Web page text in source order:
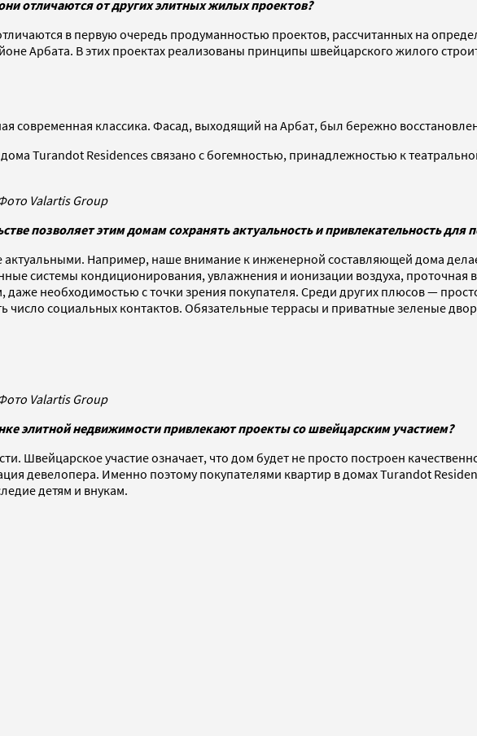
отличаются от других элитных жилых проектов?
в первую очередь продуманностью проектов, рассчитанных на
Арбата. В этих проектах реализованы принципы швейцарского жилого
современная классика. Фасад, выходящий на Арбат, был бережно
Turandot Residences связано с богемностью, принадлежностью к
Valartis Group
позволяет этим домам сохранять актуальность и привлекательность для
актуальными. Например, наше внимание к инженерной составляющей дома
системы кондиционирования, увлажнения и ионизации воздуха,
даже необходимостью с точки зрения покупателя. Среди других плюсов —
число социальных контактов. Обязательные террасы и приватные зеленые
Valartis Group
элитной недвижимости привлекают проекты со швейцарским участием?
Швейцарское участие означает, что дом будет не просто построен
девелопера. Именно поэтому покупателями квартир в домах Turandot
детям и внукам.